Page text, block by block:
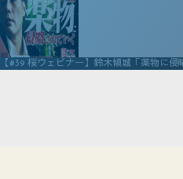
【#39 桜ウェビナー】鈴木傾城「薬物に侵